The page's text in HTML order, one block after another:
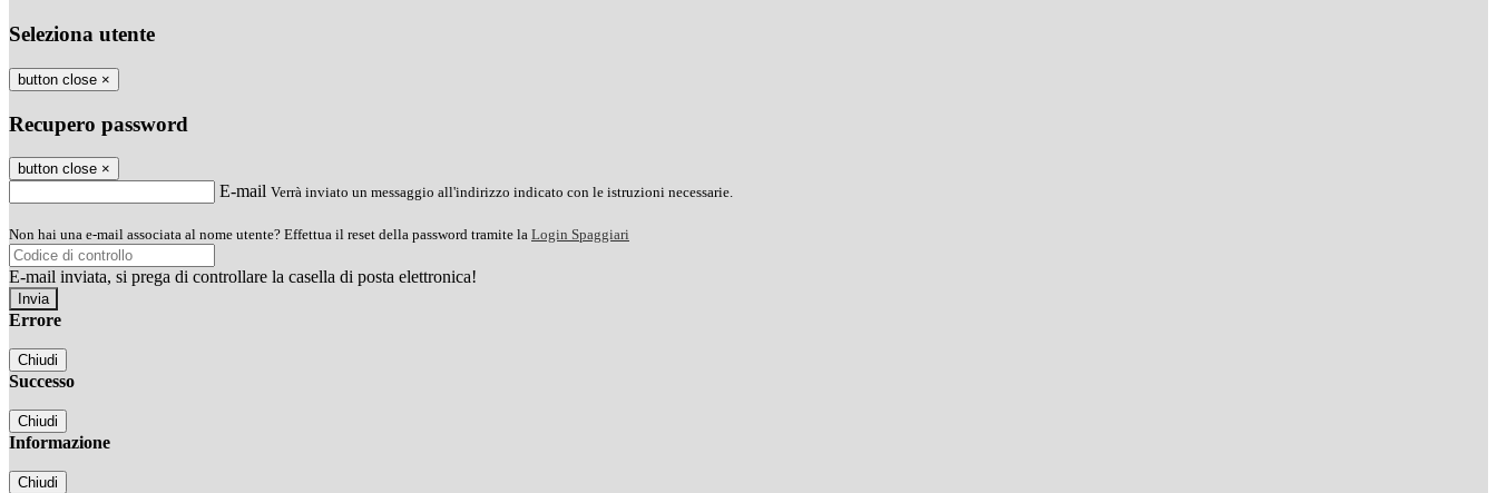
Seleziona utente
button close ×
Recupero password
button close ×
E-mail Verrà inviato un messaggio all'indirizzo indicato con le istruzioni necessarie.
Non hai una e-mail associata al nome utente? Effettua il reset della password tramite la Login Spaggiari
E-mail inviata, si prega di controllare la casella di posta elettronica!
Errore
Chiudi
Successo
Chiudi
Informazione
Chiudi